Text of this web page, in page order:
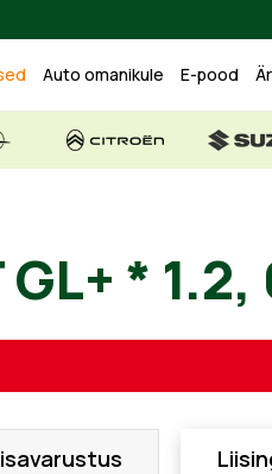
Auto omanikule E-pood
GL+ *